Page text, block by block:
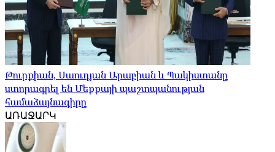
Թուրքիան, Սաուդյան Արաբիան և Պակիստանը
ստորագրել են Մեքքայի պաշտպանության
համաձայնագիրը
ԱՌԱՋԱՐԿ